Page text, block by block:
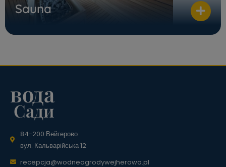
Sauna
вода
Сади
84-200 Вейгерово
вул. Кальварійська 12
recepcja@wodneogrodywejherowo.pl